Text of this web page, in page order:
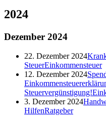
2024
Dezember 2024
22. Dezember 2024
SteuerEinkommensteuer
12. Dezember 2024
Steuervergünstigung!
3. Dezember 2024
HilfenRatgeber